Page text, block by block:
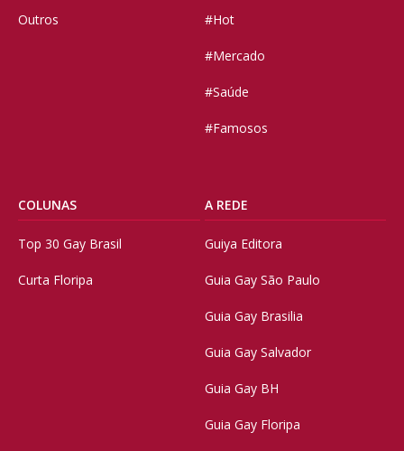
Outros #Hot
#Mercado
#Saúde
#Famosos
COLUNAS
Top 30 Gay Brasil
Curta Floripa
A REDE
Guiya Editora
Guia Gay São Paulo
Guia Gay Brasilia
Guia Gay Salvador
Guia Gay BH
Guia Gay Floripa